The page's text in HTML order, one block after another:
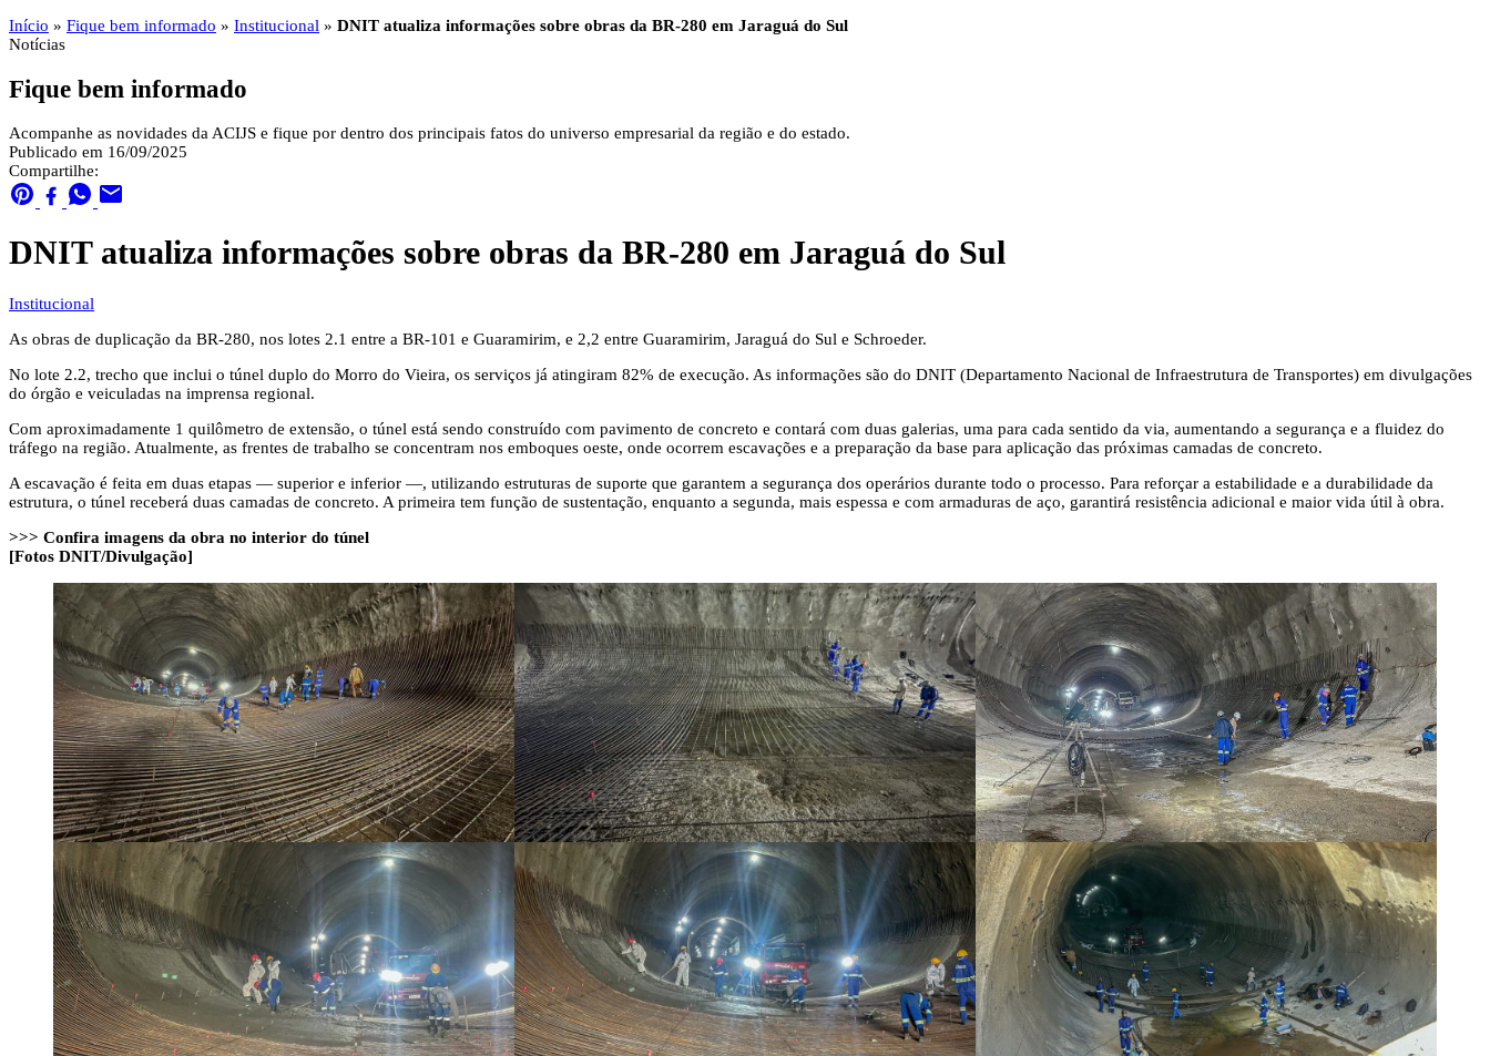
Início » Fique bem informado » Institucional » DNIT atualiza informações sobre obras da BR-280 em Jaraguá do Sul
Notícias
Fique bem informado
Acompanhe as novidades da ACIJS e fique por dentro dos principais fatos do universo empresarial da região e do estado.
Publicado em 16/09/2025
Compartilhe:
DNIT atualiza informações sobre obras da BR-280 em Jaraguá do Sul
Institucional
As obras de duplicação da BR-280, nos lotes 2.1 entre a BR-101 e Guaramirim, e 2,2 entre Guaramirim, Jaraguá do Sul e Schroeder.
No lote 2.2, trecho que inclui o túnel duplo do Morro do Vieira, os serviços já atingiram 82% de execução. As informações são do DNIT (Departamento Nacional de Infraestrutura de Transportes) em divulgações
do órgão e veiculadas na imprensa regional.
Com aproximadamente 1 quilômetro de extensão, o túnel está sendo construído com pavimento de concreto e contará com duas galerias, uma para cada sentido da via, aumentando a segurança e a fluidez do
tráfego na região. Atualmente, as frentes de trabalho se concentram nos emboques oeste, onde ocorrem escavações e a preparação da base para aplicação das próximas camadas de concreto.
A escavação é feita em duas etapas — superior e inferior —, utilizando estruturas de suporte que garantem a segurança dos operários durante todo o processo. Para reforçar a estabilidade e a durabilidade da
estrutura, o túnel receberá duas camadas de concreto. A primeira tem função de sustentação, enquanto a segunda, mais espessa e com armaduras de aço, garantirá resistência adicional e maior vida útil à obra.
>>> Confira imagens da obra no interior do túnel
[Fotos DNIT/Divulgação]